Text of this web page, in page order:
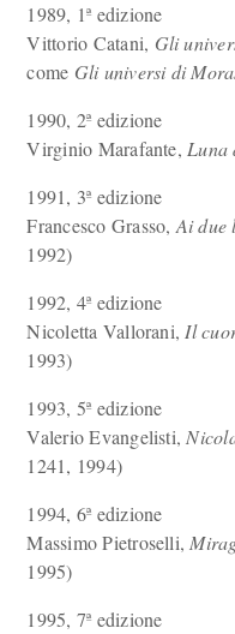
1989, 1ª edizione
Vittorio Catani, Gli
come Gli universi di
1990, 2ª edizione
Virginio Marafante, Luna
1991, 3ª edizione
Francesco Grasso, Ai due
1992)
1992, 4ª edizione
Nicoletta Vallorani, Il
1993)
1993, 5ª edizione
Valerio Evangelisti,
1241, 1994)
1994, 6ª edizione
Massimo Pietroselli,
1995)
1995, 7ª edizione